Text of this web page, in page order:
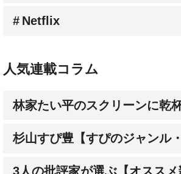
林家たい平のスクリーンに乾
杉山すぴ豊【すぴのジャンル
3人の批評家が選ぶ【オスス